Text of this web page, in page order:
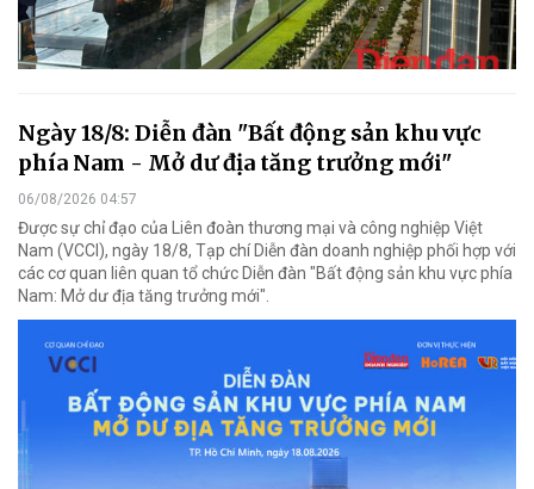
Ngày 18/8: Diễn đàn "Bất động sản khu vực
phía Nam - Mở dư địa tăng trưởng mới"
06/08/2026 04:57
Được sự chỉ đạo của Liên đoàn thương mại và công nghiệp Việt
Nam (VCCI), ngày 18/8, Tạp chí Diễn đàn doanh nghiệp phối hợp với
các cơ quan liên quan tổ chức Diễn đàn "Bất động sản khu vực phía
Nam: Mở dư địa tăng trưởng mới".